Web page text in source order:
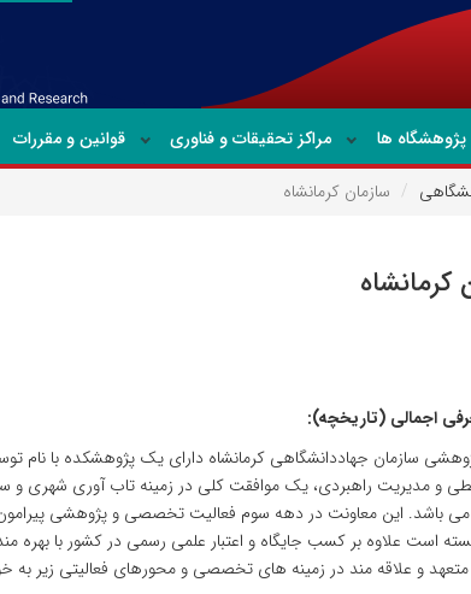
ها مراکز تحقیقات و فناوری قوانین و مقررات
سازمان کرمانشاه
کرمانشاه
اجمالی (تاریخچه):
و مدیریت راهبردی، یک موافقت کلی در زمینه تاب آوری شهری و
می باشد. این معاونت در دهه سوم فعالیت تخصصی و پژوهشی
است علاوه بر کسب جایگاه و اعتبار علمی رسمی در کشور با
و علاقه مند در زمینه های تخصصی و محورهای فعالیتی زیر به